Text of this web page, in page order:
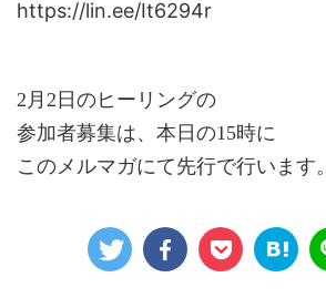
https://lin.ee/It6294r
2月2日のヒーリングの
参加者募集は、本日の15時に
このメルマガにて先行で行います。